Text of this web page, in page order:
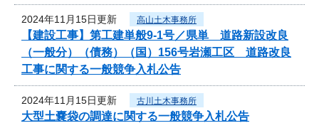
2024年11月15日更新 高山土木事務所
【建設工事】第工建単般9-1号／県単 道路新設改良
（一般分）（債務）（国）156号岩瀬工区 道路改良
工事に関する一般競争入札公告
2024年11月15日更新 古川土木事務所
大型土嚢袋の調達に関する一般競争入札公告